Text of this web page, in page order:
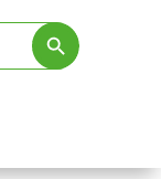
Search Button